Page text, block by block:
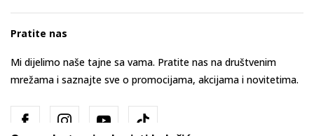
Pratite nas
Mi dijelimo naše tajne sa vama. Pratite nas na društvenim
mrežama i saznajte sve o promocijama, akcijama i novitetima.